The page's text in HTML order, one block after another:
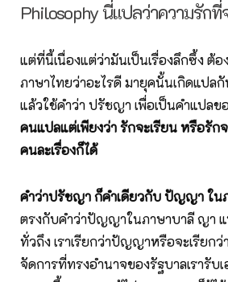
Philosophy นี่แปลว่าความรัก
แต่ที่นี้เนื่องแต่ว่ามันเป็นเรื่องลึกซึ้ง ต้
ภาษาไทยว่าอะไรดี มายุคนั้นเกิดแป
แล้วใช้คำว่า ปรัชญา เพื่อเป็นคำแปลข
คนแปลแต่เพียงว่า รักจะเรียน หรือรั
คนละเรื่องก็ได้
คำว่าปรัชญา ก็คำเดียวกับ ปัญญา ใน
ตรงกับคำว่าปัญญาในภาษาบาลี ญา แ
ทั่วถึง เราเรียกว่าปัญญาหรือจะเรียก
จัดการที่ทรงอำนาจของรัฐบาลเรารั